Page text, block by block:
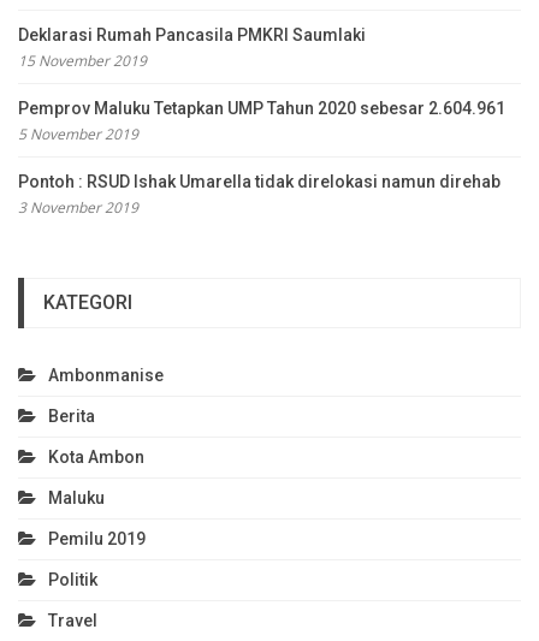
Deklarasi Rumah Pancasila PMKRI Saumlaki
15 November 2019
Pemprov Maluku Tetapkan UMP Tahun 2020 sebesar 2.604.961
5 November 2019
Pontoh : RSUD Ishak Umarella tidak direlokasi namun direhab
3 November 2019
KATEGORI
Ambonmanise
Berita
Kota Ambon
Maluku
Pemilu 2019
Politik
Travel